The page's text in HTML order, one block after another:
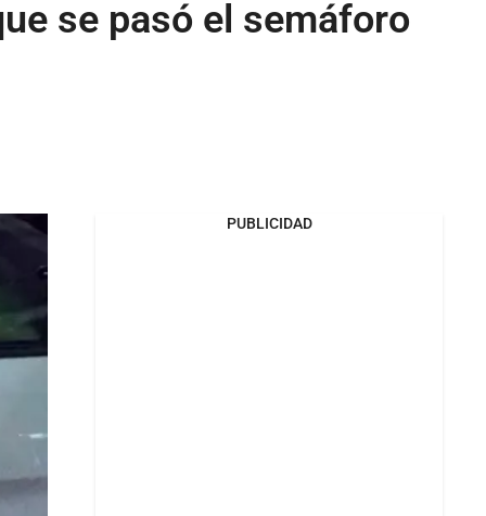
se pasó el semáforo
PUBLICIDAD